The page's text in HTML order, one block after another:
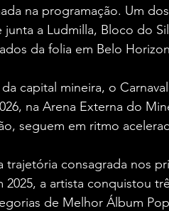
na programação. Um
a Ludmilla, Bloco do
da folia em Belo
capital mineira, o
na Arena Externa do
seguem em ritmo
consagrada nos
a artista conquistou
de Melhor Álbum